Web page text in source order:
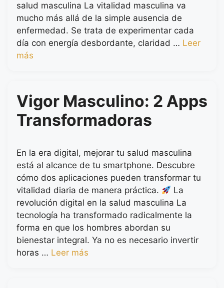
salud masculina La vitalidad masculina va
mucho más allá de la simple ausencia de
enfermedad. Se trata de experimentar cada
día con energía desbordante, claridad … Leer
más
Vigor Masculino: 2 Apps
Transformadoras
En la era digital, mejorar tu salud masculina
está al alcance de tu smartphone. Descubre
cómo dos aplicaciones pueden transformar tu
vitalidad diaria de manera práctica.
La
revolución digital en la salud masculina La
tecnología ha transformado radicalmente la
forma en que los hombres abordan su
bienestar integral. Ya no es necesario invertir
horas … Leer más